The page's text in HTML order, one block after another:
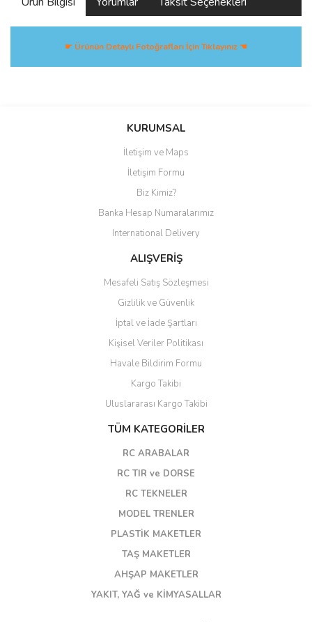
☛ Ürünün Detaylı Fotoğrafları İçin Tıklayınız ☚
Bu ürüne ilk yorumu siz yapın!
Yorum Yaz
KURUMSAL
İletişim ve Maps
İletişim Formu
Biz Kimiz?
Banka Hesap Numaralarımız
International Delivery
ALIŞVERİŞ
Mesafeli Satış Sözleşmesi
Gizlilik ve Güvenlik
İptal ve İade Şartları
Kişisel Veriler Politikası
Havale Bildirim Formu
Kargo Takibi
Uluslararası Kargo Takibi
TÜM KATEGORİLER
RC ARABALAR
RC TIR ve DORSE
RC TEKNELER
MODEL TRENLER
PLASTİK MAKETLER
TAŞ MAKETLER
AHŞAP MAKETLER
YAKIT, YAĞ ve KİMYASALLAR